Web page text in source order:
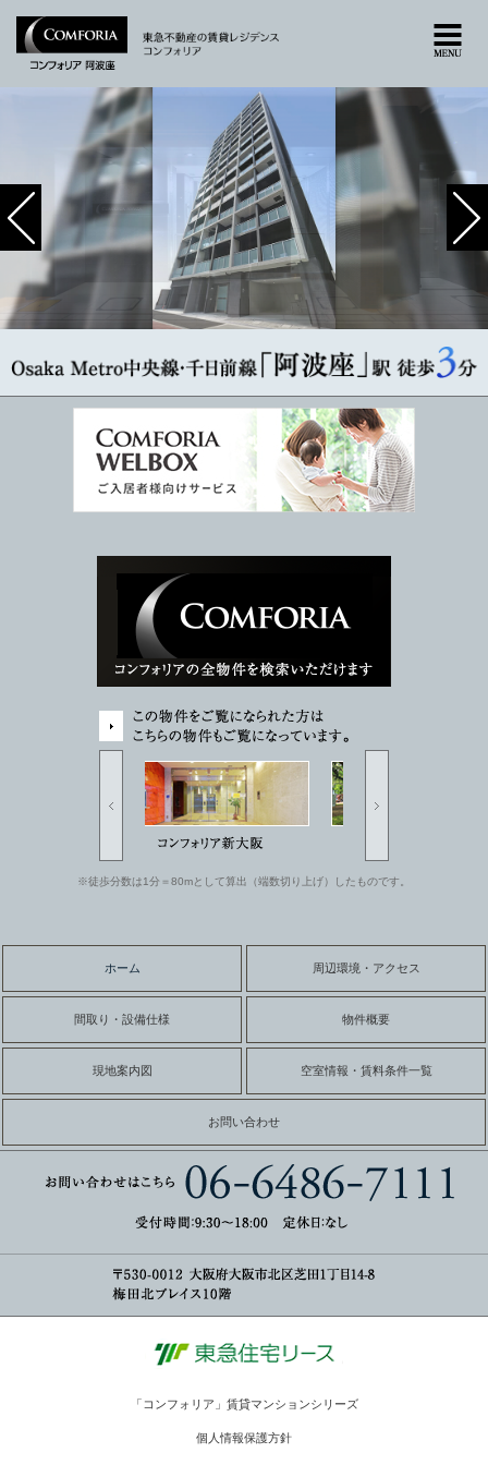
※徒歩分数は1分＝80mとして算出（端数切り上げ）したものです。
ホーム 周辺環境・アクセス
間取り・設備仕様 物件概要
現地案内図 空室情報・賃料条件一覧
お問い合わせ
「コンフォリア」賃貸マンションシリーズ
個人情報保護方針